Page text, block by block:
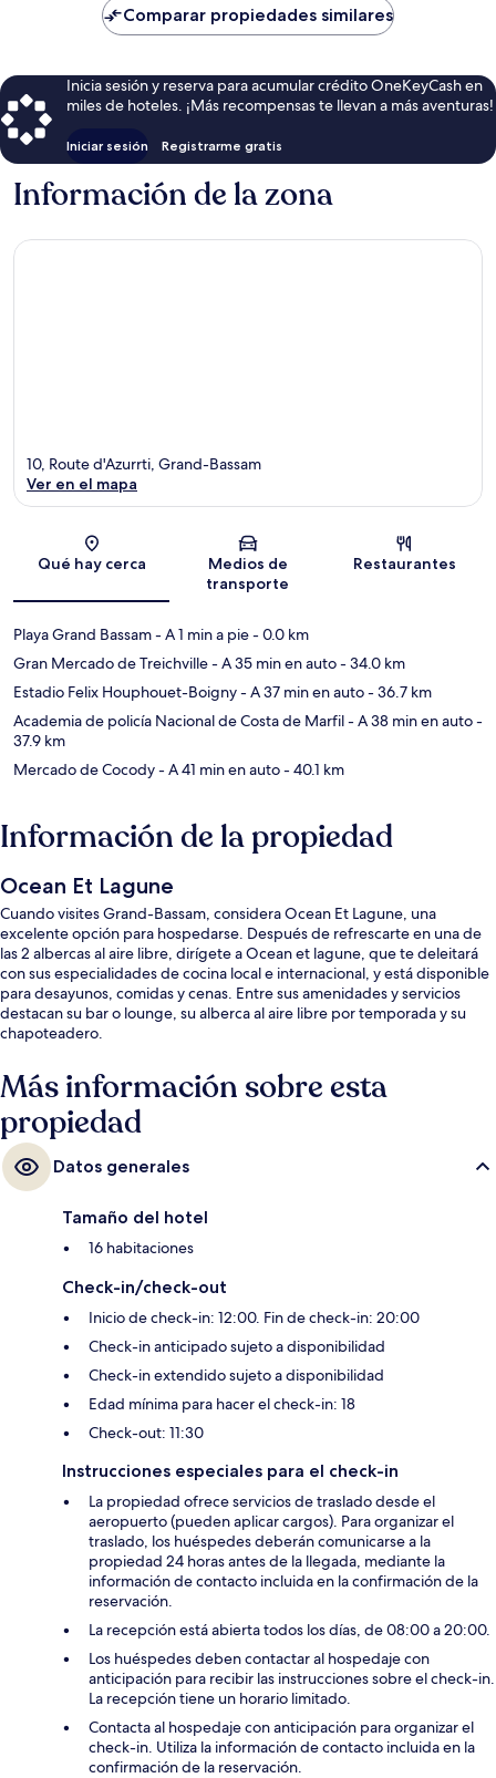
de
$77
Comparar propiedades similares
Inicia sesión y reserva para acumular crédito OneKeyCash en
miles de hoteles. ¡Más recompensas te llevan a más aventuras!
Iniciar sesión Registrarme gratis
Información de la zona
Sección del mapa
10, Route d'Azurrti, Grand-Bassam
Ver en el mapa
Qué hay cerca
Medios de
transporte
Restaurantes
Playa Grand Bassam- A 1 min a pie- 0.0 km
Gran Mercado de Treichville- A 35 min en auto- 34.0 km
Estadio Felix Houphouet-Boigny- A 37 min en auto- 36.7 km
Academia de policía Nacional de Costa de Marfil- A 38 min en auto-
37.9 km
Mercado de Cocody- A 41 min en auto- 40.1 km
Información de la propiedad
Ocean Et Lagune
Cuando visites Grand-Bassam, considera Ocean Et Lagune, una
excelente opción para hospedarse. Después de refrescarte en una de
las 2 albercas al aire libre, dirígete a Ocean et lagune, que te deleitará
con sus especialidades de cocina local e internacional, y está disponible
para desayunos, comidas y cenas. Entre sus amenidades y servicios
destacan su bar o lounge, su alberca al aire libre por temporada y su
chapoteadero.
Más información sobre esta
propiedad
Datos generales
Tamaño del hotel
16 habitaciones
Check-in/check-out
Inicio de check-in: 12:00. Fin de check-in: 20:00
Check-in anticipado sujeto a disponibilidad
Check-in extendido sujeto a disponibilidad
Edad mínima para hacer el check-in: 18
Check-out: 11:30
Instrucciones especiales para el check-in
La propiedad ofrece servicios de traslado desde el
aeropuerto (pueden aplicar cargos). Para organizar el
traslado, los huéspedes deberán comunicarse a la
propiedad 24 horas antes de la llegada, mediante la
información de contacto incluida en la confirmación de la
reservación.
La recepción está abierta todos los días, de 08:00 a 20:00.
Los huéspedes deben contactar al hospedaje con
anticipación para recibir las instrucciones sobre el check-in.
La recepción tiene un horario limitado.
Contacta al hospedaje con anticipación para organizar el
check-in. Utiliza la información de contacto incluida en la
confirmación de la reservación.